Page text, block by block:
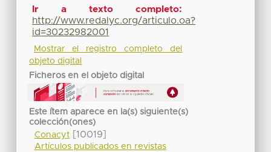
Ir a texto completo:
http://www.redalyc.org/articulo.oa?
id=30232982001
Mostrar el registro completo del
objeto digital
Ficheros en el objeto digital
Este ítem aparece en la(s) siguiente(s)
colección(ones)
Conacyt[10019]
Artículos publicados en revistas